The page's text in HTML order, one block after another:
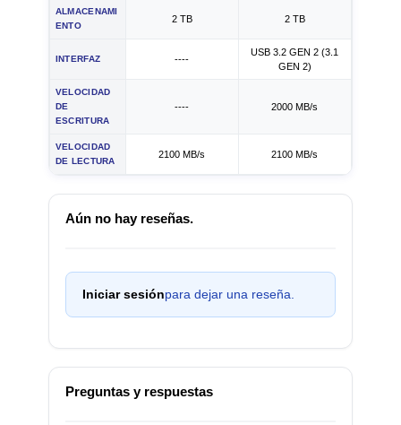
ALMACENAMI
ENTO
2 TB 2 TB
INTERFAZ ----
USB 3.2 GEN 2 (3.1
GEN 2)
VELOCIDAD
DE
ESCRITURA
---- 2000 MB/s
VELOCIDAD
DE LECTURA
2100 MB/s 2100 MB/s
Aún no hay reseñas.
Iniciar sesiónpara dejar una reseña.
Preguntas y respuestas